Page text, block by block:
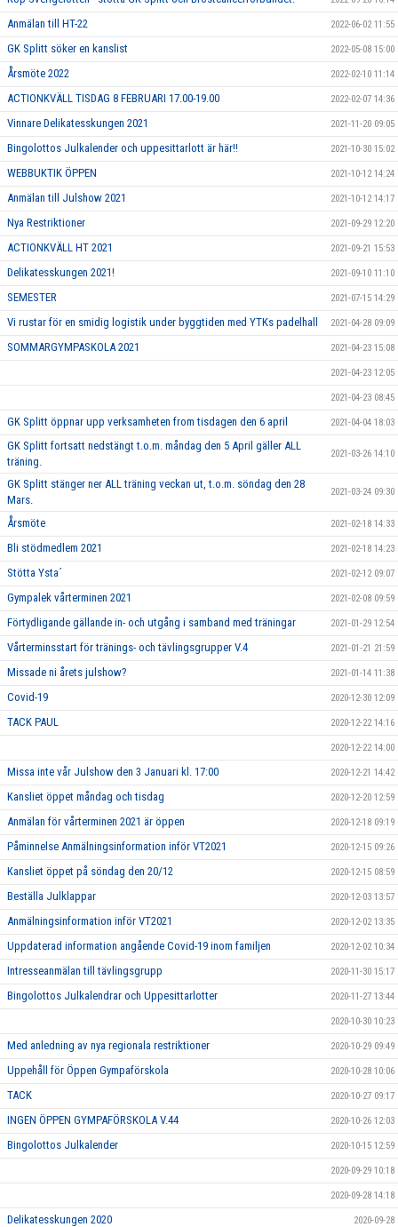
Anmälan till HT-22 2022-06-02 11:55
GK Splitt söker en kanslist 2022-05-08 15:00
Årsmöte 2022 2022-02-10 11:14
ACTIONKVÄLL TISDAG 8 FEBRUARI 17.00-19.00 2022-02-07 14:36
Vinnare Delikatesskungen 2021 2021-11-20 09:05
Bingolottos Julkalender och uppesittarlott är här!! 2021-10-30 15:02
WEBBUKTIK ÖPPEN 2021-10-12 14:24
Anmälan till Julshow 2021 2021-10-12 14:17
Nya Restriktioner 2021-09-29 12:20
ACTIONKVÄLL HT 2021 2021-09-21 15:53
Delikatesskungen 2021! 2021-09-10 11:10
SEMESTER 2021-07-15 14:29
Vi rustar för en smidig logistik under byggtiden med YTKs padelhall 2021-04-28 09:09
SOMMARGYMPASKOLA 2021 2021-04-23 15:08
2021-04-23 12:05
2021-04-23 08:45
GK Splitt öppnar upp verksamheten from tisdagen den 6 april 2021-04-04 18:03
GK Splitt fortsatt nedstängt t.o.m. måndag den 5 April gäller ALL
träning.
2021-03-26 14:10
GK Splitt stänger ner ALL träning veckan ut, t.o.m. söndag den 28
Mars.
2021-03-24 09:30
Årsmöte 2021-02-18 14:33
Bli stödmedlem 2021 2021-02-18 14:23
Stötta Ysta´ 2021-02-12 09:07
Gympalek vårterminen 2021 2021-02-08 09:59
Förtydligande gällande in- och utgång i samband med träningar 2021-01-29 12:54
Vårterminsstart för tränings- och tävlingsgrupper V.4 2021-01-21 21:59
Missade ni årets julshow? 2021-01-14 11:38
Covid-19 2020-12-30 12:09
TACK PAUL 2020-12-22 14:16
2020-12-22 14:00
Missa inte vår Julshow den 3 Januari kl. 17:00 2020-12-21 14:42
Kansliet öppet måndag och tisdag 2020-12-20 12:59
Anmälan för vårterminen 2021 är öppen 2020-12-18 09:19
Påminnelse Anmälningsinformation inför VT2021 2020-12-15 09:26
Kansliet öppet på söndag den 20/12 2020-12-15 08:59
Beställa Julklappar 2020-12-03 13:57
Anmälningsinformation inför VT2021 2020-12-02 13:35
Uppdaterad information angående Covid-19 inom familjen 2020-12-02 10:34
Intresseanmälan till tävlingsgrupp 2020-11-30 15:17
Bingolottos Julkalendrar och Uppesittarlotter 2020-11-27 13:44
2020-10-30 10:23
Med anledning av nya regionala restriktioner 2020-10-29 09:49
Uppehåll för Öppen Gympaförskola 2020-10-28 10:06
TACK 2020-10-27 09:17
INGEN ÖPPEN GYMPAFÖRSKOLA V.44 2020-10-26 12:03
Bingolottos Julkalender 2020-10-15 12:59
2020-09-29 10:18
2020-09-28 14:18
Delikatesskungen 2020 2020-09-28